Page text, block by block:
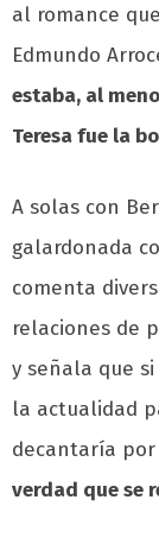
al romance
Edmundo
estaba, al
Teresa fue la
A solas con
galardonada
comenta
relaciones de
y señala que
la actualidad
decantaría por
verdad que se